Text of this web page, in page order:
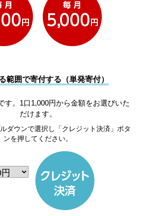
範囲で寄付する（単発寄付）
す。1口1,000円から金額をお選びいた
だけます。
ダウンで選択し「クレジット決済」ボタ
ンを押してください。